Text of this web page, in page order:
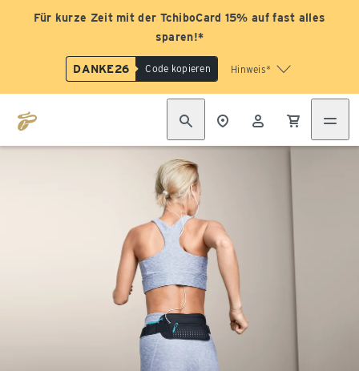
Für kurze Zeit mit der TchiboCard 15% auf fast alles
sparen!*
DANKE26 Code kopieren Hinweis*